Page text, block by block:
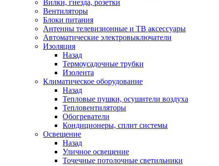
Вилки, гнезда, розетки
Вентиляторы
Блоки питания
Антенны телевизионные и ТВ аксессуары
Автоматические электровыключатели
Изоляция
Назад
Термоусадочные трубки
Изолента
Климатическое оборудование
Назад
Тепловые пушки, осушители воздуха
Тепловентиляторы
Обогреватели
Кондиционеры, сплит системы
Освещение
Назад
Уличное освещение
Точечные потолочные светильники